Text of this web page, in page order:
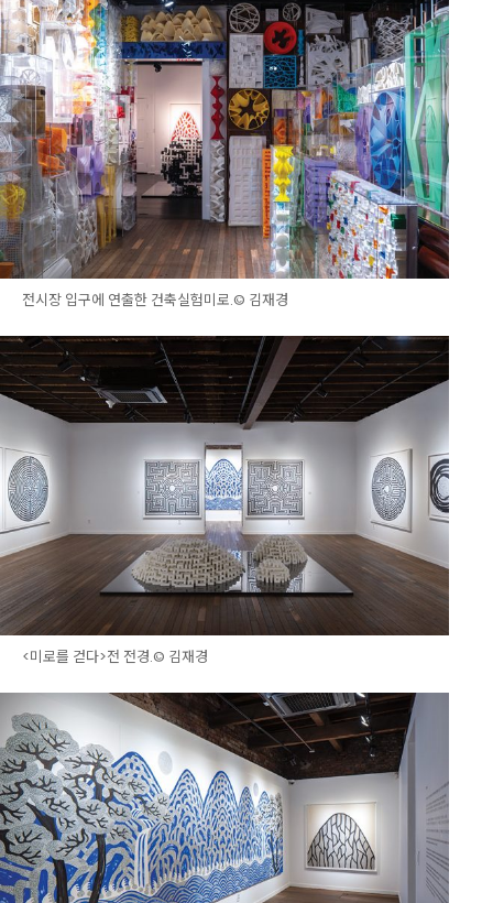
전시장 입구에 연출한 건축실험미로.© 김재경
<미로를 걷다>전 전경.© 김재경